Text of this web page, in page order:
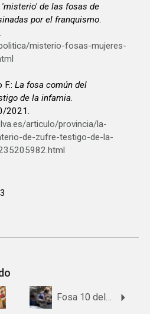
'misterio' de las fosas de
por el franquismo.
misterio-fosas-mujeres-
F.:La fosa común del
de la infamia.
2021.
articulo/provincia/la-
de-zufre-testigo-de-la-
Fosa 10 del barranco de Víznar